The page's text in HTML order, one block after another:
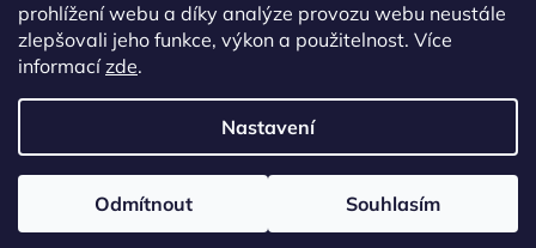
prohlížení webu a díky analýze provozu webu neustále
zlepšovali jeho funkce, výkon a použitelnost. Více
informacízde.
Nastavení
Odmítnout Souhlasím
Vytvořil Shoptet
Copyright 2026beauty-home . Všechna práva vyhrazena.